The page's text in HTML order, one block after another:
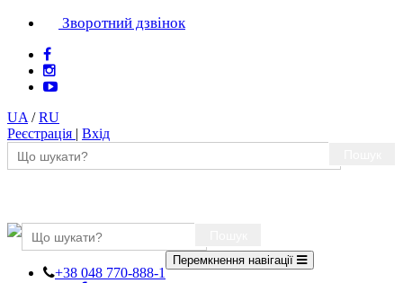
Зворотний дзвінок
UA /RU
Реєстрація | Вхід
+38 048 770-888-1
Перемкнення навігації